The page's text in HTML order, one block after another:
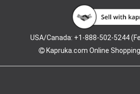
USA/Canada: +1-888-502-5244
Kapruka.com Online